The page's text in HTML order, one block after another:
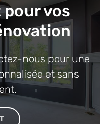
vos
nous pour une
et sans